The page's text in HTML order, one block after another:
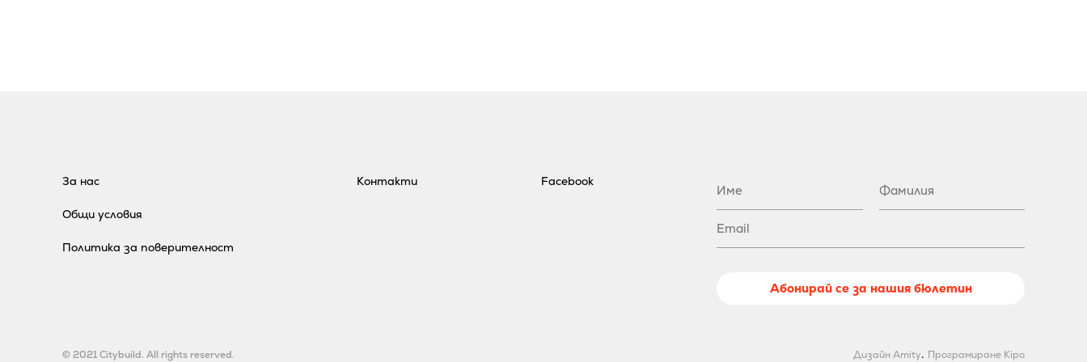
За нас
Общи условия
Политика за поверителност
Контакти Facebook
Абонирай се за нашия бюлетин
© 2021 Citybuild. All rights reserved. Дизайн Amity. Програмиране Kipo